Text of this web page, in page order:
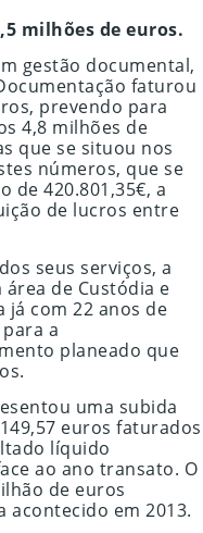
milhões de euros.
gestão documental,
faturou
prevendo para
4,8 milhões de
que se situou nos
números, que se
420.801,35€, a
de lucros entre
seus serviços, a
de Custódia e
já com 22 anos de
a
planeado que
uma subida
euros faturados
líquido
ao ano transato. O
de euros
acontecido em 2013.